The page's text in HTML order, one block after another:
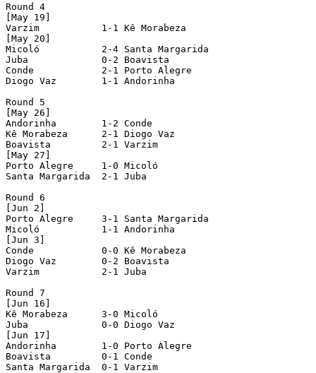
Round 4
[May 19]
Varzim           1-1 Kê Morabeza
[May 20]
Micoló           2-4 Santa Margarida
Juba             0-2 Boavista
Conde            2-1 Porto Alegre
Diogo Vaz        1-1 Andorinha
Round 5
[May 26]
Andorinha        1-2 Conde
Kê Morabeza      2-1 Diogo Vaz
Boavista         2-1 Varzim
[May 27]
Porto Alegre     1-0 Micoló
Santa Margarida  2-1 Juba
Round 6
[Jun 2]
Porto Alegre     3-1 Santa Margarida
Micoló           1-1 Andorinha
[Jun 3]
Conde            0-0 Kê Morabeza
Diogo Vaz        0-2 Boavista
Varzim           2-1 Juba
Round 7
[Jun 16]
Kê Morabeza      3-0 Micoló
Juba             0-0 Diogo Vaz
[Jun 17]
Andorinha        1-0 Porto Alegre
Boavista         0-1 Conde
Santa Margarida  0-1 Varzim